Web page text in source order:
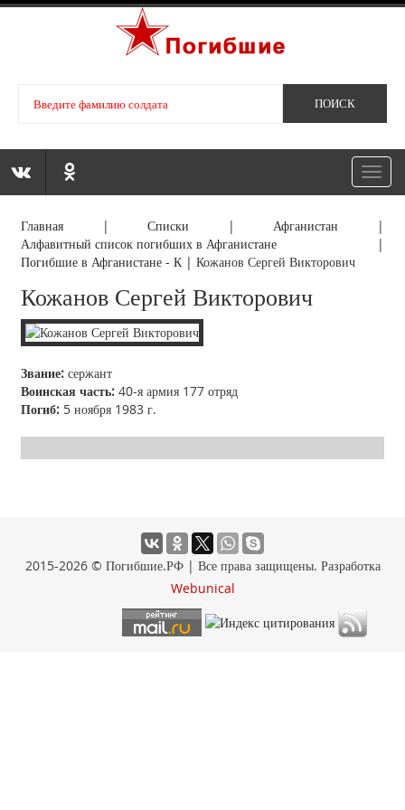
Главная |Списки | Афганистан |
Алфавитный список погибших в Афганистане |
Погибшие в Афганистане - К |Кожанов Сергей Викторович
Кожанов Сергей Викторович
Звание: сержант
Воинская часть: 40-я армия 177 отряд
Погиб: 5 ноября 1983 г.
2015-2026 © Погибшие.РФ | Все права защищены. Разработка
Webunical